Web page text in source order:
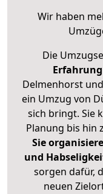
Wir haben
Die
Erfahrung
Delmenhorst
ein Umzug von
sich bringt. Sie
Planung bis hin
Sie
und
sorgen dafür,
neuen